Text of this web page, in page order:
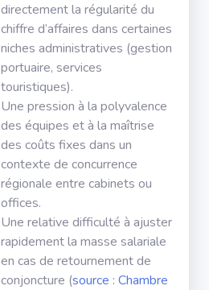
directement la régularité du
chiffre d’affaires dans certaines
niches administratives (gestion
portuaire, services
touristiques).
Une pression à la polyvalence
des équipes et à la maîtrise
des coûts fixes dans un
contexte de concurrence
régionale entre cabinets ou
offices.
Une relative difficulté à ajuster
rapidement la masse salariale
en cas de retournement de
conjoncture (source : Chambre